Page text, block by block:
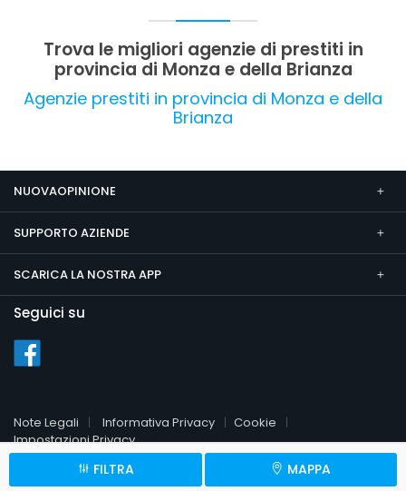
l'attenzione alle esigenze dei clienti e la qualità
Trova le migliori agenzie di prestiti in
provincia di Monza e della Brianza
Agenzie prestiti in provincia di Monza e della
Brianza
FILTRA MAPPA
NUOVAOPINIONE
SUPPORTO AZIENDE
SCARICA LA NOSTRA APP
Seguici su
Note Legali Informativa Privacy
Cookie
Impostazioni Privacy
© 2026 NuovaOpinione.it
P.Iva 09451510961